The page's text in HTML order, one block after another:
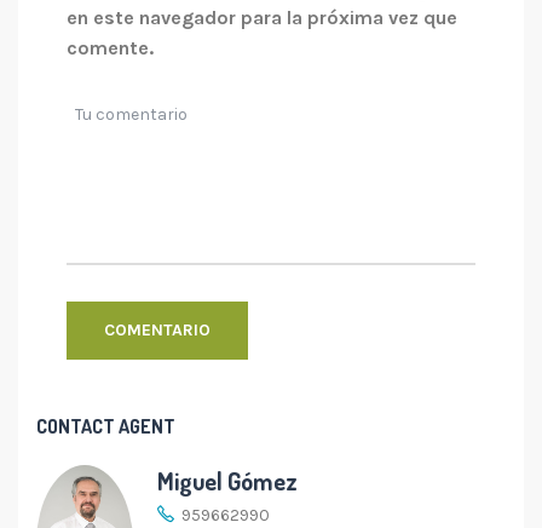
en este navegador para la próxima vez que
comente.
CONTACT AGENT
Miguel Gómez
959662990